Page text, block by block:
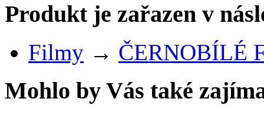
Produkt je zařazen v
Filmy → ČERNOBÍLÉ
Mohlo by Vás také